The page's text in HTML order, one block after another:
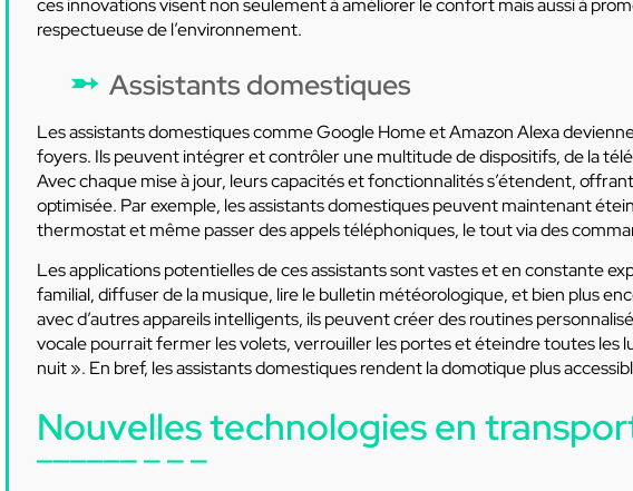
ces innovations visent non seulement à améliorer le confort mais aussi à
respectueuse de l’environnement.
Assistants domestiques
Les assistants domestiques comme Google Home et Amazon Alexa
foyers. Ils peuvent intégrer et contrôler une multitude de dispositifs, de la
Avec chaque mise à jour, leurs capacités et fonctionnalités s’étendent,
optimisée. Par exemple, les assistants domestiques peuvent maintenant
thermostat et même passer des appels téléphoniques, le tout via des
Les applications potentielles de ces assistants sont vastes et en constante
familial, diffuser de la musique, lire le bulletin météorologique, et bien plus
avec d’autres appareils intelligents, ils peuvent créer des routines
vocale pourrait fermer les volets, verrouiller les portes et éteindre toutes les
nuit ». En bref, les assistants domestiques rendent la domotique plus
Nouvelles technologies en